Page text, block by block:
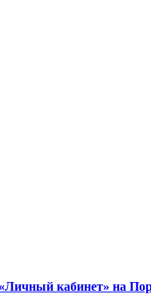
кабинет» на